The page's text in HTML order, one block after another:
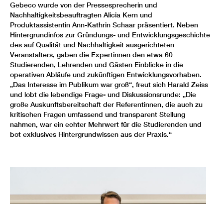
Gebeco wurde von der Pressesprecherin und
Nachhaltigkeitsbeauftragten Alicia Kern und
Produktassistentin Ann-Kathrin Schaar präsentiert. Neben
Hintergrundinfos zur Gründungs- und Entwicklungsgeschichte
des auf Qualität und Nachhaltigkeit ausgerichteten
Veranstalters, gaben die Expertinnen den etwa 60
Studierenden, Lehrenden und Gästen Einblicke in die
operativen Abläufe und zukünftigen Entwicklungsvorhaben.
„Das Interesse im Publikum war groß“, freut sich Harald Zeiss
und lobt die lebendige Frage- und Diskussionsrunde: „Die
große Auskunftsbereitschaft der Referentinnen, die auch zu
kritischen Fragen umfassend und transparent Stellung
nahmen, war ein echter Mehrwert für die Studierenden und
bot exklusives Hintergrundwissen aus der Praxis.“